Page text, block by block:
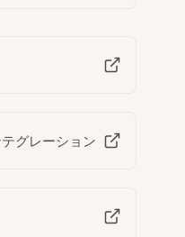
グレーション